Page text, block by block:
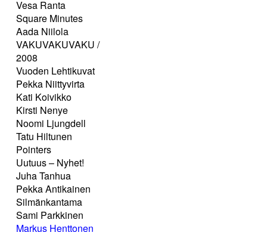
Vesa Ranta
Square Minutes
Aada Niilola
VAKUVAKUVAKU /
2008
Vuoden Lehtikuvat
Pekka Niittyvirta
Kati Koivikko
Kirsti Nenye
Noomi Ljungdell
Tatu Hiltunen
Pointers
Uutuus – Nyhet!
Juha Tanhua
Pekka Antikainen
Silmänkantama
Sami Parkkinen
Markus Henttonen